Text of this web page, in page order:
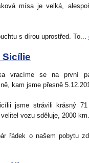
mísa je velká,
s dírou uprostřed. To...
Sicílie
vracíme se na první
kam jsme přesně
jsme strávili krásný
vozu sděluje, 2000 km.
řádek o našem pobytu